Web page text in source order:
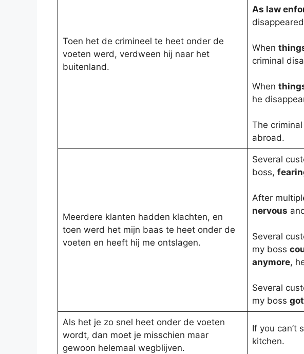
Toen het de crimineel te heet onder de
voeten werd, verdween hij naar het
buitenland.
As law
When
criminal
When
he
The
abroad.
Meerdere klanten hadden klachten, en
toen werd het mijn baas te heet onder de
voeten en heeft hij me ontslagen.
Several
boss,
After
nervous
Several
my boss
anymore,
Several
my boss
Als het je zo snel heet onder de voeten
wordt, dan moet je misschien maar
gewoon helemaal wegblijven.
If you can’t
kitchen.